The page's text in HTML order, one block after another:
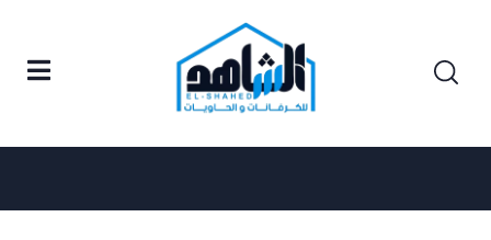
Posts tagged "كرفانات جاهزة"